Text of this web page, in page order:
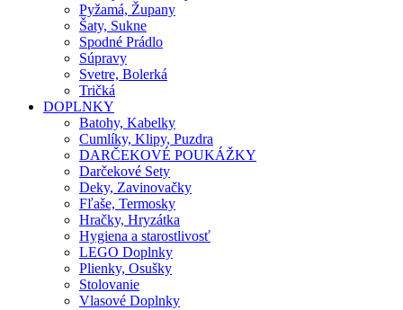
Pyžamá, Župany
Šaty, Sukne
Spodné Prádlo
Súpravy
Svetre, Bolerká
Tričká
DOPLNKY
Batohy, Kabelky
Cumlíky, Klipy, Puzdra
DARČEKOVÉ POUKÁŽKY
Darčekové Sety
Deky, Zavinovačky
Fľaše, Termosky
Hračky, Hryzátka
Hygiena a starostlivosť
LEGO Doplnky
Plienky, Osušky
Stolovanie
Vlasové Doplnky